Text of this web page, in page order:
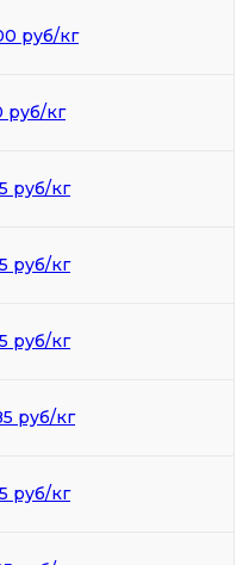
руб/кг
руб/кг
руб/кг
руб/кг
руб/кг
руб/кг
руб/кг